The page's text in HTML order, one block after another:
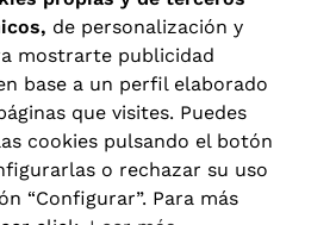
privacidad Términos y condiciones
de personalización y
mostrarte publicidad
base a un perfil elaborado
que visites. Puedes
cookies pulsando el botón
o rechazar su uso
“Configurar”. Para más